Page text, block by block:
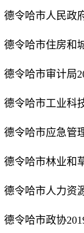
德令哈市人民政
德令哈市住房和
德令哈市审计局
德令哈市工业科
德令哈市应急管
德令哈市林业和
德令哈市人力资
德令哈市政协